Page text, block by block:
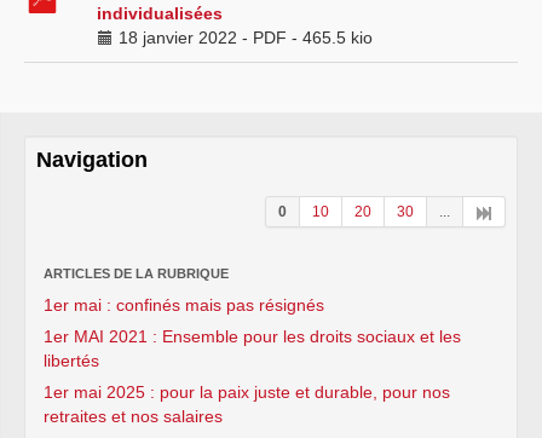
individualisées
18 janvier 2022 - PDF - 465.5 kio
Navigation
0 10 20 30 ...
ARTICLES DE LA RUBRIQUE
1er mai : confinés mais pas résignés
1er MAI 2021 : Ensemble pour les droits sociaux et les
libertés
1er mai 2025 : pour la paix juste et durable, pour nos
retraites et nos salaires